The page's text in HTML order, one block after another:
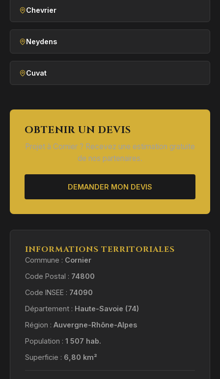
Chevrier
Neydens
Cuvat
OBTENIR UN DEVIS
Projet à Cornier ? Recevez une estimation gratuite
de nos partenaires.
DEMANDER MON DEVIS
INFORMATIONS TERRITORIALES
Commune : Cornier
Code Postal : 74800
Code INSEE : 74090
Département : Haute-Savoie (74)
Région : Auvergne-Rhône-Alpes
Population : 1 507 hab.
Superficie : 6,80 km²